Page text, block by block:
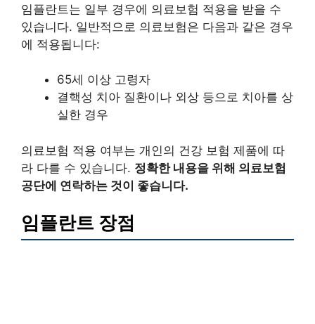
임플란트는 일부 경우에 의료보험 적용을 받을 수
있습니다. 일반적으로 의료보험은 다음과 같은 경우
에 적용됩니다:
65세 이상 고령자
결핵성 치아 질환이나 외상 등으로 치아를 상
실한 경우
의료보험 적용 여부는 개인의 건강 보험 제품에 따
라 다를 수 있습니다. 정확한 내용을 위해 의료보험
공단에 연락하는 것이 좋습니다.
임플란트 장점